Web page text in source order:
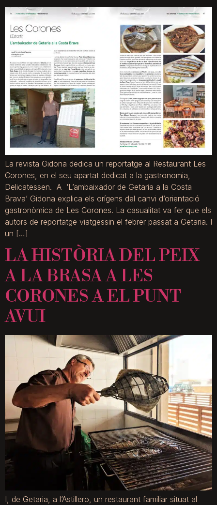
La revista Gidona dedica un reportatge al Restaurant Les
Corones, en el seu apartat dedicat a la gastronomia,
Delicatessen. A ‘L’ambaixador de Getaria a la Costa
Brava’ Gidona explica els orígens del canvi d’orientació
gastronòmica de Les Corones. La casualitat va fer que els
autors de reportatge viatgessin el febrer passat a Getaria. I
un […]
LA HISTÒRIA DEL PEIX
A LA BRASA A LES
CORONES A EL PUNT
AVUI
I, de Getaria, a l’Astillero, un restaurant familiar situat al